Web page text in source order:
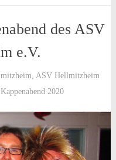
des ASV
e.V.
,ASV Hellmitzheim
Kappenabend 2020